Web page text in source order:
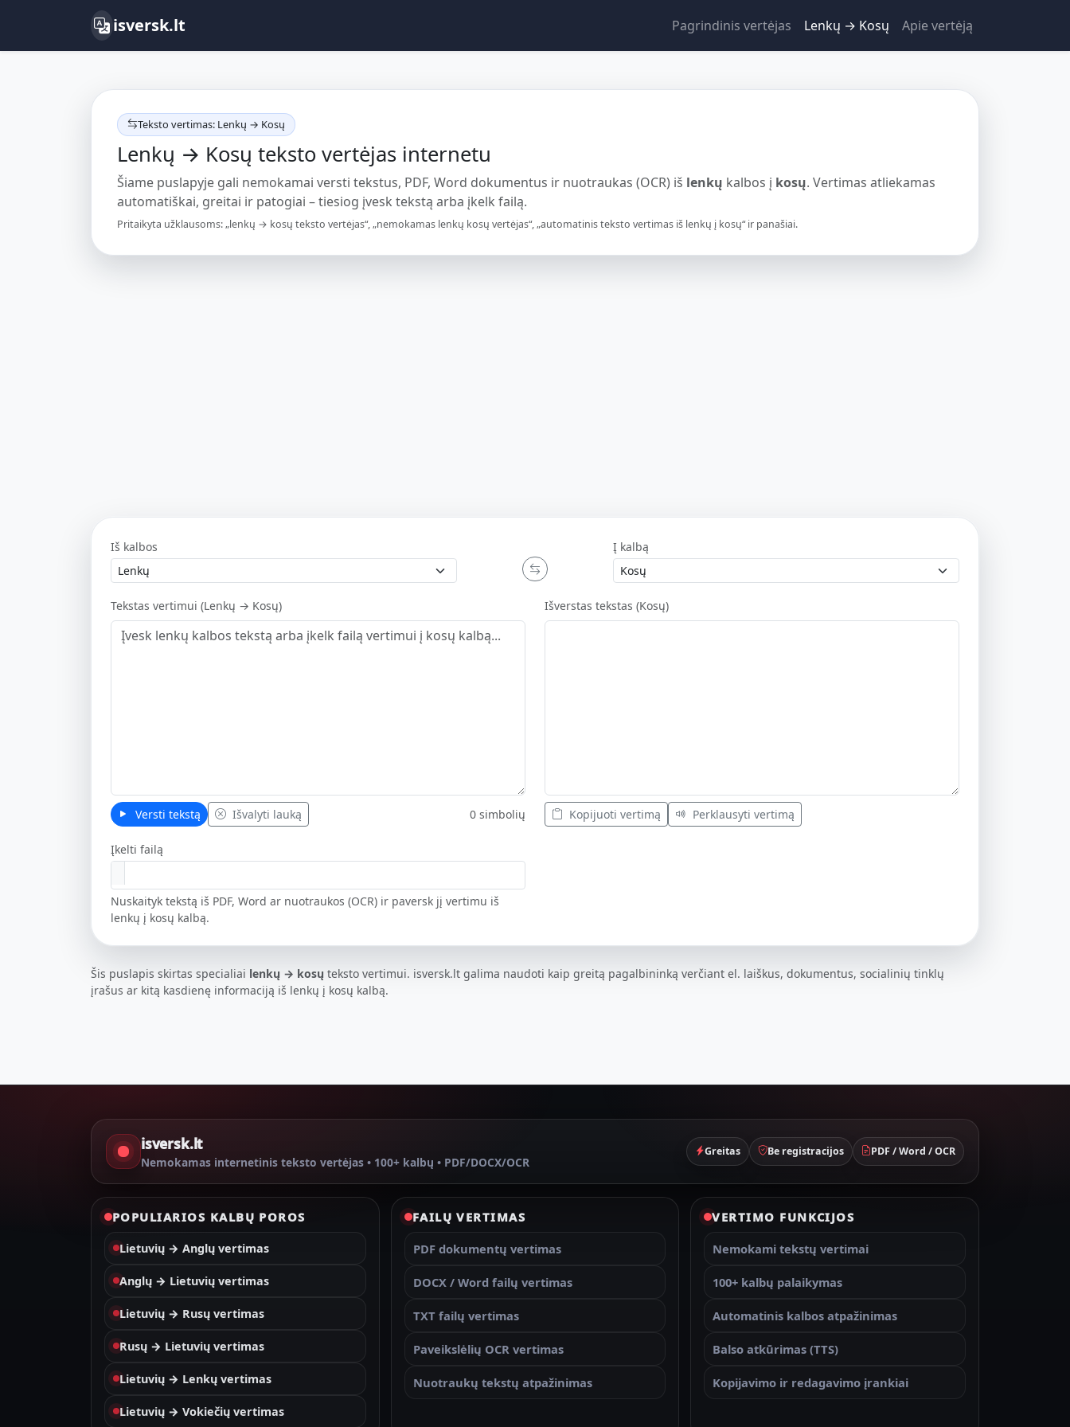
isversk.lt Pagrindinis vertėjas Lenkų → Kosų Apie vertėją
Teksto vertimas: Lenkų → Kosų
Lenkų → Kosų teksto vertėjas internetu
Šiame puslapyje gali nemokamai versti tekstus, PDF, Word dokumentus ir nuotraukas (OCR) iš lenkų kalbos į kosų. Vertimas atliekamas
automatiškai, greitai ir patogiai – tiesiog įvesk tekstą arba įkelk failą.
Pritaikyta užklausoms: „lenkų → kosų teksto vertėjas“, „nemokamas lenkų kosų vertėjas“, „automatinis teksto vertimas iš lenkų į kosų“ ir panašiai.
Iš kalbos Į kalbą
Tekstas vertimui (Lenkų → Kosų)
Versti tekstą Išvalyti lauką 0 simbolių
Įkelti failą
Nuskaityk tekstą iš PDF, Word ar nuotraukos (OCR) ir paversk jį vertimu iš
lenkų į kosų kalbą.
Išverstas tekstas (Kosų)
Kopijuoti vertimą Perklausyti vertimą
Šis puslapis skirtas specialiai lenkų → kosų teksto vertimui. isversk.lt galima naudoti kaip greitą pagalbininką verčiant el. laiškus, dokumentus, socialinių tinklų
įrašus ar kitą kasdienę informaciją iš lenkų į kosų kalbą.
isversk.lt
Nemokamas internetinis teksto vertėjas • 100+ kalbų • PDF/DOCX/OCR
Greitas Be registracijos PDF / Word / OCR
POPULIARIOS KALBŲ POROS
Lietuvių → Anglų vertimas
Anglų → Lietuvių vertimas
Lietuvių → Rusų vertimas
Rusų → Lietuvių vertimas
Lietuvių → Lenkų vertimas
Lietuvių → Vokiečių vertimas
FAILŲ VERTIMAS
PDF dokumentų vertimas
DOCX / Word failų vertimas
TXT failų vertimas
Paveikslėlių OCR vertimas
Nuotraukų tekstų atpažinimas
VERTIMO FUNKCIJOS
Nemokami tekstų vertimai
100+ kalbų palaikymas
Automatinis kalbos atpažinimas
Balso atkūrimas (TTS)
Kopijavimo ir redagavimo įrankiai